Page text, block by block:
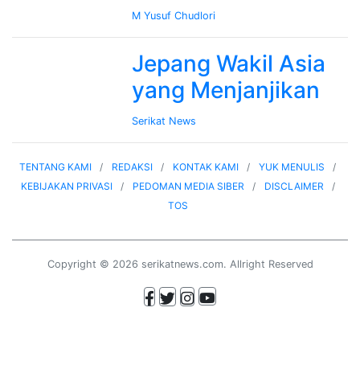
M Yusuf Chudlori
Jepang Wakil Asia
yang Menjanjikan
Serikat News
TENTANG KAMI REDAKSI KONTAK KAMI
YUK MENULIS
KEBIJAKAN PRIVASI
PEDOMAN MEDIA SIBER
DISCLAIMER
TOS
Copyright © 2026 serikatnews.com. Allright Reserved